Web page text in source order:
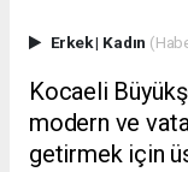
Erkek| Kadın
Kocaeli
modern ve
getirmek için